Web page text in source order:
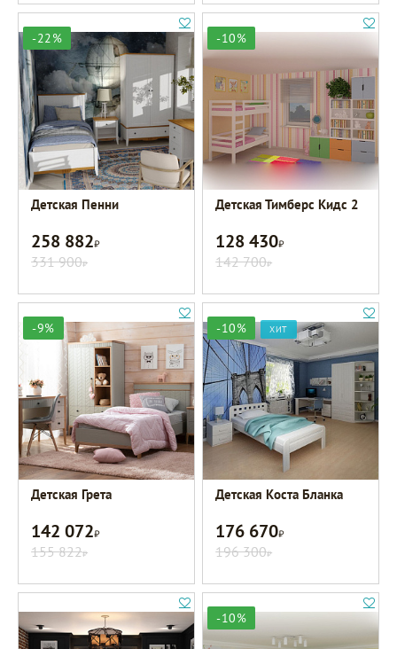
-22%
Детская Пенни
258 882Р
331 900Р
-10%
Детская Тимберс Кидс 2
128 430Р
142 700Р
-9%
Детская Грета
142 072Р
155 822Р
-10% ХИТ
Детская Коста Бланка
176 670Р
196 300Р
-10%